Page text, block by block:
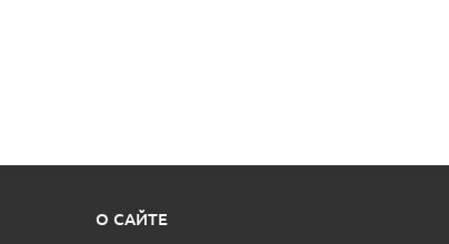
О САЙТЕ